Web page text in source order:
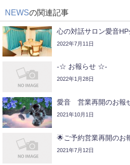
NEWSの関連記事
心の対話サロン愛音HP
2022年7月11日
-☆ お報らせ ☆-
2022年1月28日
愛音 営業再開のお報
2021年10月1日
🌟ご予約営業再開のお
2021年7月12日